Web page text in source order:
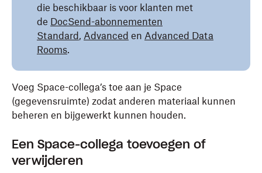
die beschikbaar is voor klanten met
de DocSend-abonnementen
Standard , Advanced en Advanced Data
Rooms.
Voeg Space-collega’s toe aan je Space
(gegevensruimte) zodat anderen materiaal kunnen
beheren en bijgewerkt kunnen houden.
Een Space-collega toevoegen of
verwijderen